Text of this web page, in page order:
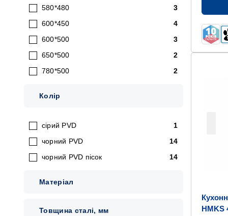
580*480
3
600*450
4
600*500
3
650*500
2
780*500
2
Колір
сірий PVD
1
чорний PVD
14
чорний PVD пісок
14
Матеріал
Товщина сталі, мм
HMKS